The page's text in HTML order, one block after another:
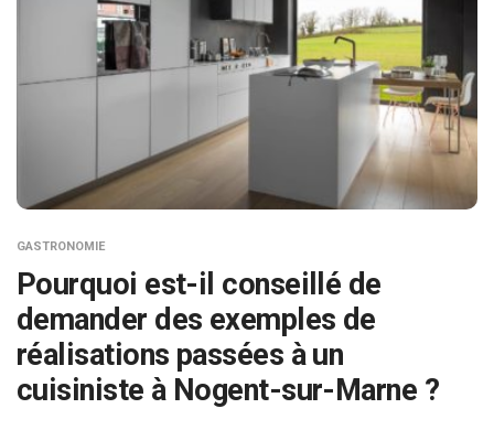
GASTRONOMIE
Pourquoi est-il conseillé de
demander des exemples de
réalisations passées à un
cuisiniste à Nogent-sur-Marne ?